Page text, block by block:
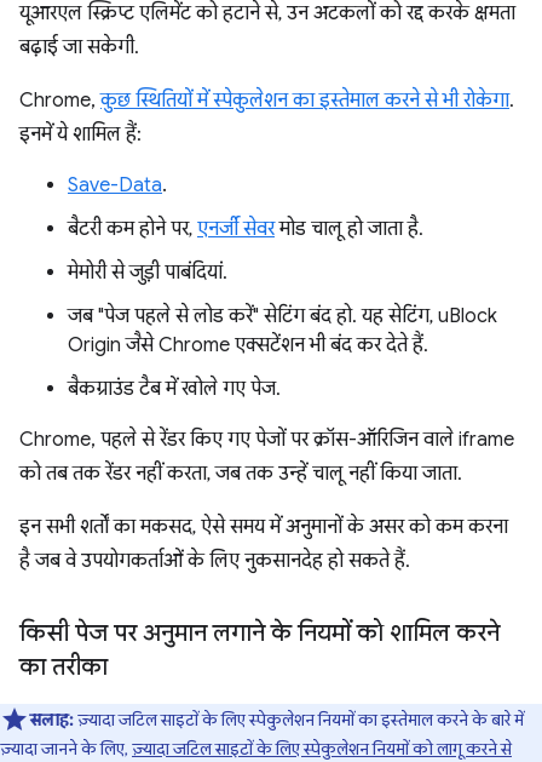
यूआरएल स्क्रिप्ट एलिमेंट को हटाने से, उन अटकलों को रद्द करके क्षमता
बढ़ाई जा सकेगी.
Chrome,कुछ स्थितियों में स्पेकुलेशन का इस्तेमाल करने से भी रोकेगा.
इनमें ये शामिल हैं:
Save-Data.
बैटरी कम होने पर, एनर्जी सेवरमोड चालू हो जाता है.
मेमोरी से जुड़ी पाबंदियां.
जब "पेज पहले से लोड करें" सेटिंग बंद हो. यह सेटिंग, uBlock
Origin जैसे Chrome एक्सटेंशन भी बंद कर देते हैं.
बैकग्राउंड टैब में खोले गए पेज.
Chrome, पहले से रेंडर किए गए पेजों पर क्रॉस-ऑरिजिन वाले iframe
को तब तक रेंडर नहीं करता, जब तक उन्हें चालू नहीं किया जाता.
इन सभी शर्तों का मकसद, ऐसे समय में अनुमानों के असर को कम करना
है जब वे उपयोगकर्ताओं के लिए नुकसानदेह हो सकते हैं.
किसी पेज पर अनुमान लगाने के नियमों को शामिल करने
का तरीका
सलाह:ज़्यादा जटिल साइटों के लिए स्पेकुलेशन नियमों का इस्तेमाल करने के बारे में
ज़्यादा जानने के लिए, ज़्यादा जटिल साइटों के लिए स्पेकुलेशन नियमों को लागू करने से